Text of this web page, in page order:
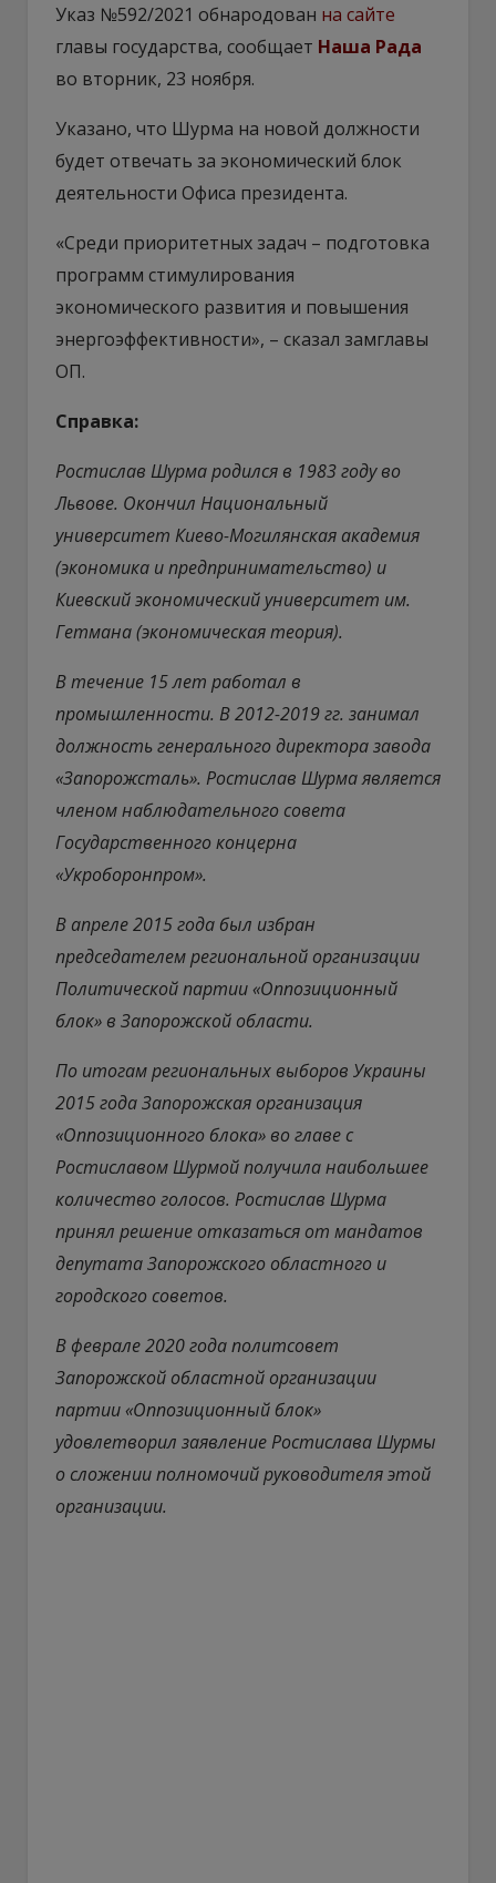
Указ №592/2021 обнародован на сайте
главы государства, сообщает Наша Рада
во вторник, 23 ноября.
Указано, что Шурма на новой должности
будет отвечать за экономический блок
деятельности Офиса президента.
«Среди приоритетных задач – подготовка
программ стимулирования
экономического развития и повышения
энергоэффективности», – сказал замглавы
ОП.
Справка:
Ростислав Шурма родился в 1983 году во
Львове. Окончил Национальный
университет Киево-Могилянская академия
(экономика и предпринимательство) и
Киевский экономический университет им.
Гетмана (экономическая теория).
В течение 15 лет работал в
промышленности. В 2012-2019 гг. занимал
должность генерального директора завода
«Запорожсталь». Ростислав Шурма является
членом наблюдательного совета
Государственного концерна
«Укроборонпром».
В апреле 2015 года был избран
председателем региональной организации
Политической партии «Оппозиционный
блок» в Запорожской области.
По итогам региональных выборов Украины
2015 года Запорожская организация
«Оппозиционного блока» во главе с
Ростиславом Шурмой получила наибольшее
количество голосов. Ростислав Шурма
принял решение отказаться от мандатов
депутата Запорожского областного и
городского советов.
В феврале 2020 года политсовет
Запорожской областной организации
партии «Оппозиционный блок»
удовлетворил заявление Ростислава Шурмы
о сложении полномочий руководителя этой
организации.